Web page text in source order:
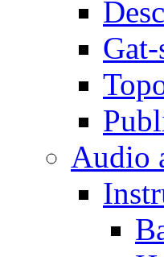
Audio